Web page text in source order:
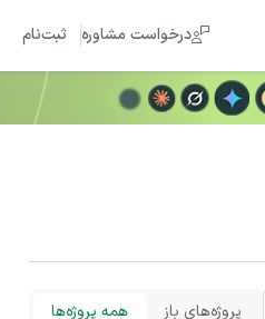
درخواست مشاوره ثبت‌نام
پروژه‌های باز همه پروژه‌ها